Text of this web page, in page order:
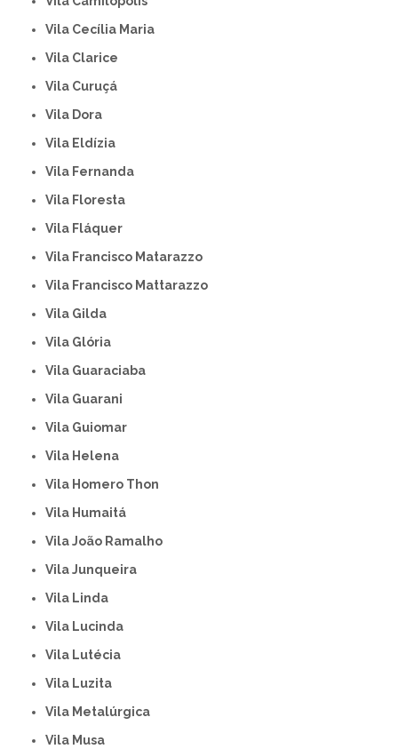
Vila Cecília Maria
Vila Clarice
Vila Curuçá
Vila Dora
Vila Eldízia
Vila Fernanda
Vila Floresta
Vila Fláquer
Vila Francisco Matarazzo
Vila Francisco Mattarazzo
Vila Gilda
Vila Glória
Vila Guaraciaba
Vila Guarani
Vila Guiomar
Vila Helena
Vila Homero Thon
Vila Humaitá
Vila João Ramalho
Vila Junqueira
Vila Linda
Vila Lucinda
Vila Lutécia
Vila Luzita
Vila Metalúrgica
Vila Musa